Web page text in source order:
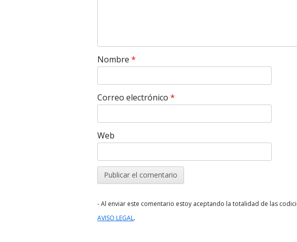
Nombre *
Correo electrónico *
Web
- Al enviar este comentario estoy aceptando la totalidad de las
AVISO LEGAL.